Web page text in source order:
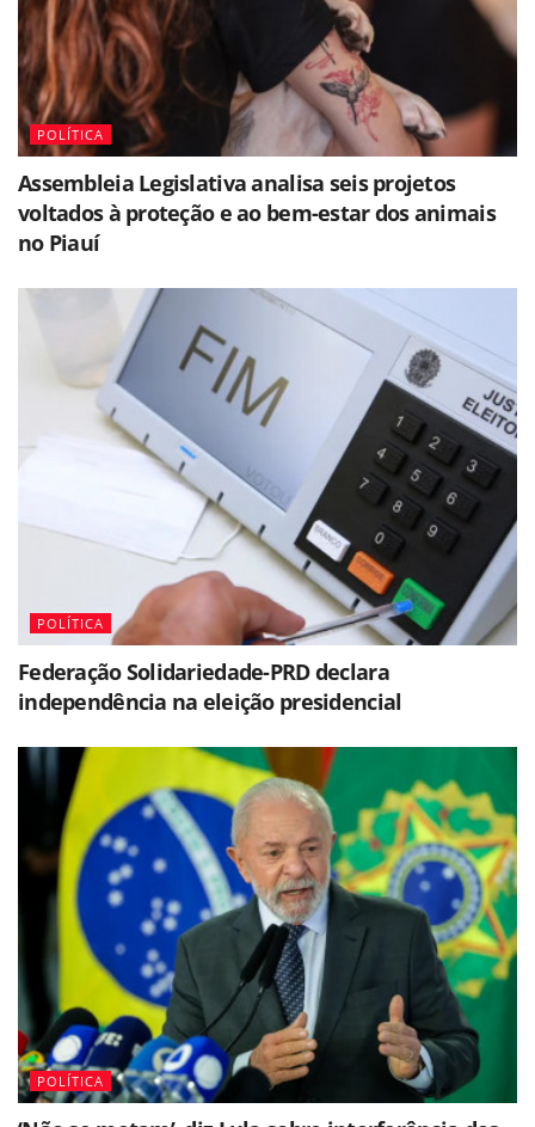
POLÍTICA
Assembleia Legislativa analisa seis projetos
voltados à proteção e ao bem-estar dos animais
no Piauí
POLÍTICA
Federação Solidariedade-PRD declara
independência na eleição presidencial
POLÍTICA